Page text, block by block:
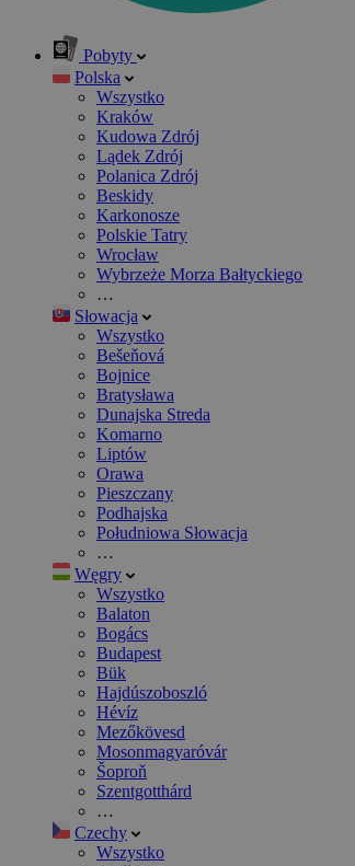
Pobyty
Polska
Wszystko
Kraków
Kudowa Zdrój
Lądek Zdrój
Polanica Zdrój
Beskidy
Karkonosze
Polskie Tatry
Wrocław
Wybrzeże Morza Bałtyckiego
…
Słowacja
Wszystko
Bešeňová
Bojnice
Bratysława
Dunajska Streda
Komarno
Liptów
Orawa
Pieszczany
Podhajska
Południowa Słowacja
…
Węgry
Wszystko
Balaton
Bogács
Budapest
Bük
Hajdúszoboszló
Hévíz
Mezőkövesd
Mosonmagyaróvár
Šoproň
Szentgotthárd
…
Czechy
Wszystko